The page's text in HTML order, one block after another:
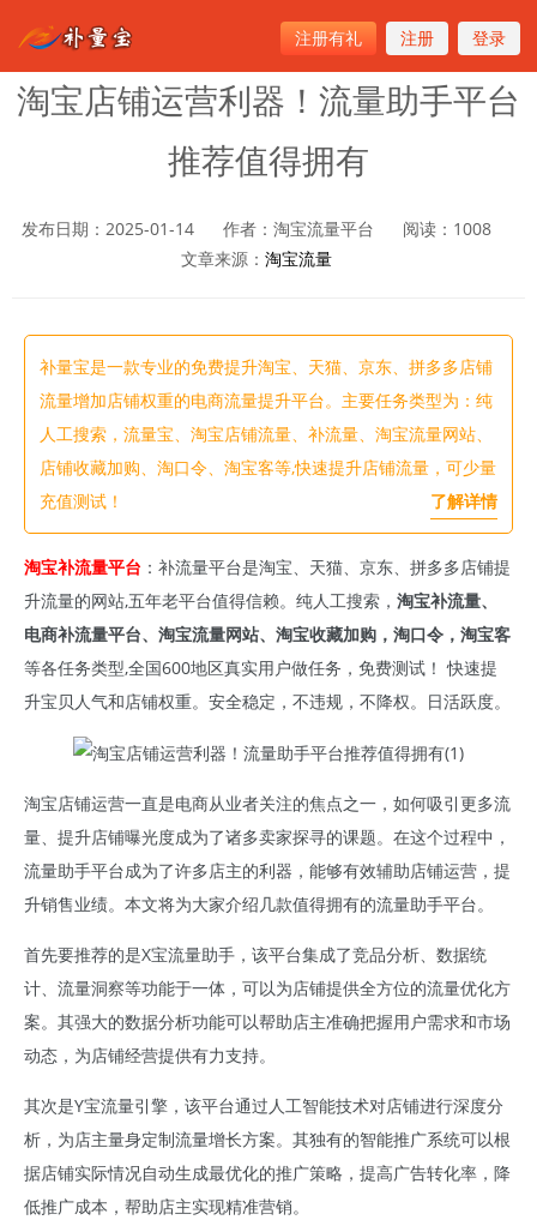
注册有礼 注册 登录
首页>淘宝流量
淘宝店铺运营利器！流量助手平台
推荐值得拥有
发布日期：2025-01-14 作者：淘宝流量平台 阅读： 1008
文章来源： 淘宝流量
补量宝是一款专业的免费提升淘宝、天猫、京东、拼多多店铺
流量增加店铺权重的电商流量提升平台。主要任务类型为：纯
人工搜索，流量宝、淘宝店铺流量、补流量、淘宝流量网站、
店铺收藏加购、淘口令、淘宝客等,快速提升店铺流量，可少量
充值测试！
了解详情
淘宝补流量平台 ：补流量平台是淘宝、天猫、京东、拼多多店铺提
升流量的网站,五年老平台值得信赖。纯人工搜索， 淘宝补流量、
电商补流量平台、淘宝流量网站、淘宝收藏加购，淘口令，淘宝客
等各任务类型,全国600地区真实用户做任务，免费测试！ 快速提
升宝贝人气和店铺权重。安全稳定，不违规，不降权。日活跃度。
淘宝店铺运营一直是电商从业者关注的焦点之一，如何吸引更多流
量、提升店铺曝光度成为了诸多卖家探寻的课题。在这个过程中，
流量助手平台成为了许多店主的利器，能够有效辅助店铺运营，提
升销售业绩。本文将为大家介绍几款值得拥有的流量助手平台。
首先要推荐的是X宝流量助手，该平台集成了竞品分析、数据统
计、流量洞察等功能于一体，可以为店铺提供全方位的流量优化方
案。其强大的数据分析功能可以帮助店主准确把握用户需求和市场
动态，为店铺经营提供有力支持。
其次是Y宝流量引擎，该平台通过人工智能技术对店铺进行深度分
析，为店主量身定制流量增长方案。其独有的智能推广系统可以根
据店铺实际情况自动生成最优化的推广策略，提高广告转化率，降
低推广成本，帮助店主实现精准营销。